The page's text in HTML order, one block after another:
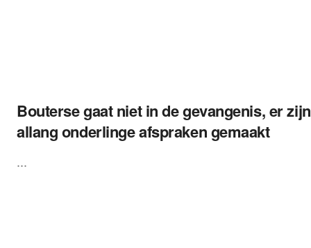
Bouterse gaat niet in de gevangenis, er zijn
allang onderlinge afspraken gemaakt
...